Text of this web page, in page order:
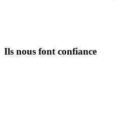
Ils nous font confiance